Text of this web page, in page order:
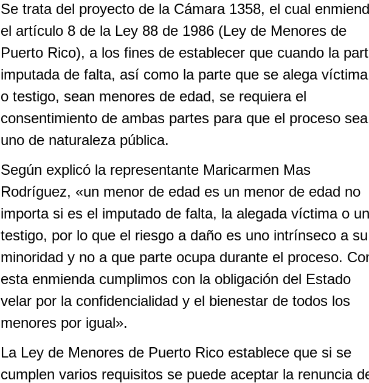
Se trata del proyecto de la Cámara 1358, el cual
el artículo 8 de la Ley 88 de 1986 (Ley de Menores de
Puerto Rico), a los fines de establecer que cuando la
imputada de falta, así como la parte que se alega víctima
o testigo, sean menores de edad, se requiera el
consentimiento de ambas partes para que el proceso sea
uno de naturaleza pública.
Según explicó la representante Maricarmen Mas
Rodríguez, «un menor de edad es un menor de edad no
importa si es el imputado de falta, la alegada víctima o un
testigo, por lo que el riesgo a daño es uno intrínseco a su
minoridad y no a que parte ocupa durante el proceso.
esta enmienda cumplimos con la obligación del Estado
velar por la confidencialidad y el bienestar de todos los
menores por igual».
La Ley de Menores de Puerto Rico establece que si se
cumplen varios requisitos se puede aceptar la renuncia